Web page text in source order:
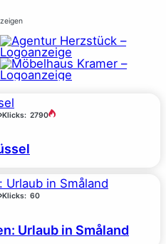
Klicks: 2790
Klicks: 60
Urlaub in Småland